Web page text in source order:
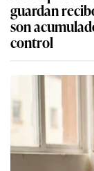
guardan
son
control